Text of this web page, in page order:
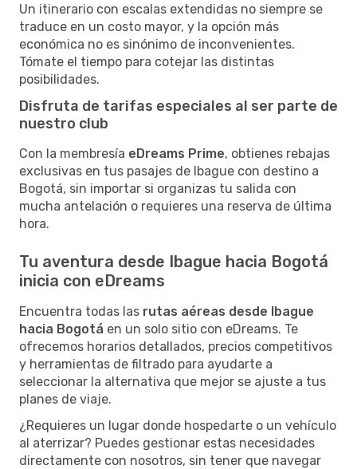
Un itinerario con escalas extendidas no siempre se
traduce en un costo mayor, y la opción más
económica no es sinónimo de inconvenientes.
Tómate el tiempo para cotejar las distintas
posibilidades.
Disfruta de tarifas especiales al ser parte de
nuestro club
Con la membresía eDreams Prime, obtienes rebajas
exclusivas en tus pasajes de Ibague con destino a
Bogotá, sin importar si organizas tu salida con
mucha antelación o requieres una reserva de última
hora.
Tu aventura desde Ibague hacia Bogotá
inicia con eDreams
Encuentra todas las rutas aéreas desde Ibague
hacia Bogotá en un solo sitio con eDreams. Te
ofrecemos horarios detallados, precios competitivos
y herramientas de filtrado para ayudarte a
seleccionar la alternativa que mejor se ajuste a tus
planes de viaje.
¿Requieres un lugar donde hospedarte o un vehículo
al aterrizar? Puedes gestionar estas necesidades
directamente con nosotros, sin tener que navegar